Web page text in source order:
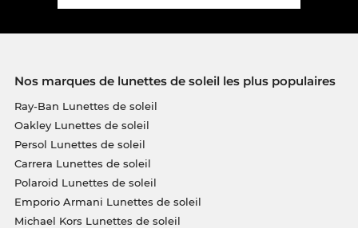
Nos marques de lunettes de soleil les plus populaires
Ray-Ban Lunettes de soleil
Oakley Lunettes de soleil
Persol Lunettes de soleil
Carrera Lunettes de soleil
Polaroid Lunettes de soleil
Emporio Armani Lunettes de soleil
Michael Kors Lunettes de soleil